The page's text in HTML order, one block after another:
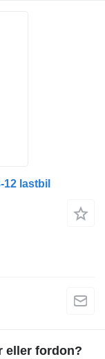
lastbil
eller fordon?